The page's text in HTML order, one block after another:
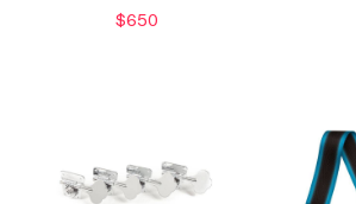
$650